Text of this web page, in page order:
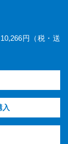
円（税・送
入